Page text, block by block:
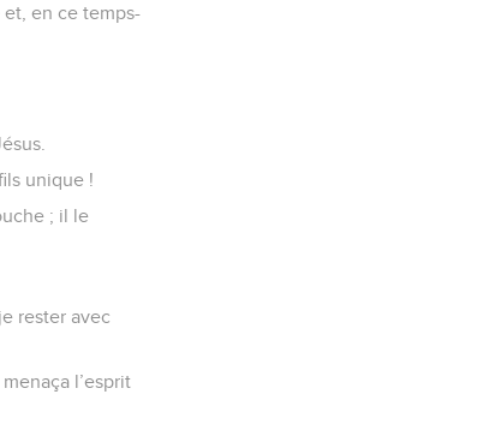
en ce temps-
unique !
; il le
rester avec
l’esprit